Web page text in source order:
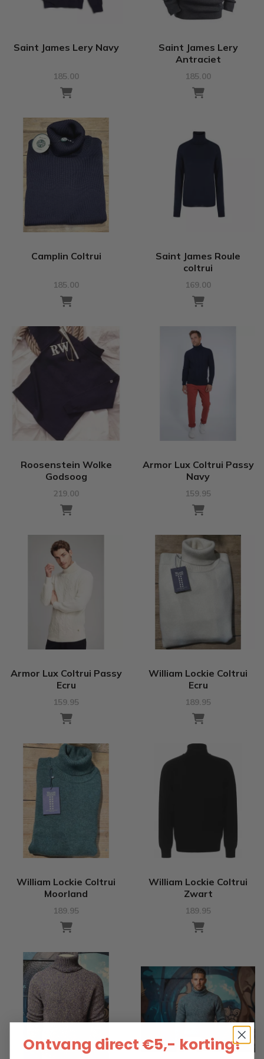
Saint James Lery Navy
185.00
Saint James Lery
Antraciet
185.00
Camplin Coltrui
185.00
Saint James Roule
coltrui
169.00
Roosenstein Wolke
Godsoog
219.00
Armor Lux Coltrui Passy
Navy
159.95
Armor Lux Coltrui Passy
Ecru
159.95
William Lockie Coltrui
Ecru
189.95
William Lockie Coltrui
Moorland
189.95
William Lockie Coltrui
Zwart
189.95
Ontvang direct €5,- korting!